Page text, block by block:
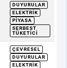
DUYURULAR
ELEKTRIK
PIYASA
SERBEST
TÜKETICI
ÇEVRESEL
DUYURULAR
ELEKTRIK